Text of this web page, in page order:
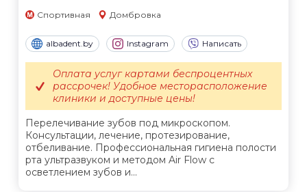
Спортивная Домбровка
albadent.by Instagram Написать
Перелечивание зубов под микроскопом.
Консультации, лечение, протезирование,
отбеливание. Профессиональная гигиена полости
рта ультразвуком и методом Air Flow c
осветлением зубов и...
Оплата услуг картами беспроцентных
рассрочек! Удобное месторасположение
клиники и доступные цены!